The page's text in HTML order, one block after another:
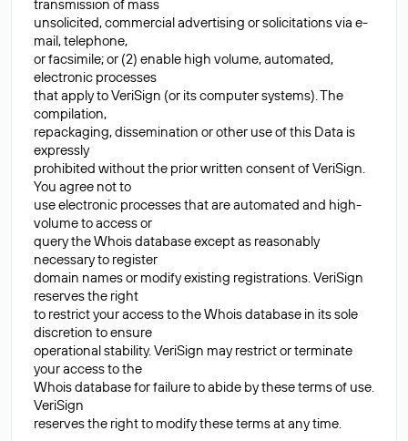
transmission of mass
unsolicited, commercial advertising or solicitations via e-
mail, telephone,
or facsimile; or (2) enable high volume, automated,
electronic processes
that apply to VeriSign (or its computer systems). The
compilation,
repackaging, dissemination or other use of this Data is
expressly
prohibited without the prior written consent of VeriSign.
You agree not to
use electronic processes that are automated and high-
volume to access or
query the Whois database except as reasonably
necessary to register
domain names or modify existing registrations. VeriSign
reserves the right
to restrict your access to the Whois database in its sole
discretion to ensure
operational stability. VeriSign may restrict or terminate
your access to the
Whois database for failure to abide by these terms of use.
VeriSign
reserves the right to modify these terms at any time.